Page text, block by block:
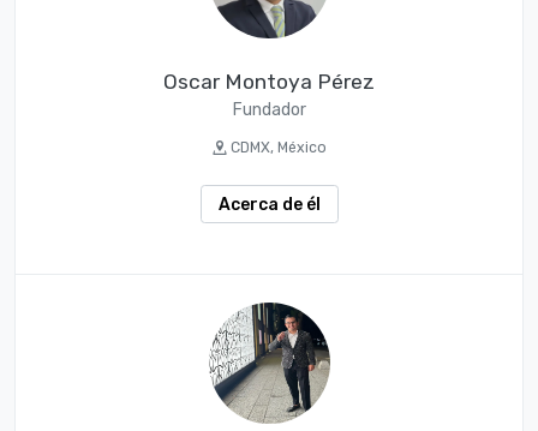
Oscar Montoya Pérez
Fundador
CDMX, México
Acerca de él